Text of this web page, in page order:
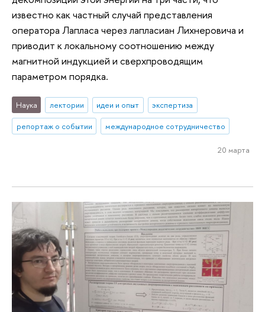
известно как частный случай представления
оператора Лапласа через лапласиан Лихнеровича и
приводит к локальному соотношению между
магнитной индукцией и сверхпроводящим
параметром порядка.
Наука лектории идеи и опыт
экспертиза
репортаж о событии
международное сотрудничество
20 марта